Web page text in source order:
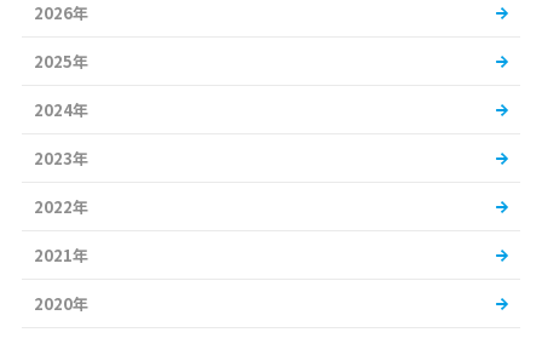
2026年
2025年
2024年
2023年
2022年
2021年
2020年